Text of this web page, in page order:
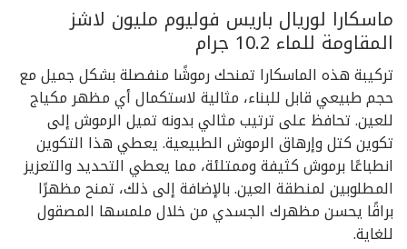
ماسكارا لوريال باريس فوليوم مليون لاشز
المقاومة للماء 10.2 جرام
تركيبة هذه الماسكارا تمنحك رموشًا منفصلة بشكل جميل مع
حجم طبيعي قابل للبناء، مثالية لاستكمال أي مظهر مكياج
للعين. تحافظ على ترتيب مثالي بدونه تميل الرموش إلى
تكوين كتل وإرهاق الرموش الطبيعية. يعطي هذا التكوين
انطباعًا برموش كثيفة وممتلئة، مما يعطي التحديد والتعزيز
المطلوبين لمنطقة العين. بالإضافة إلى ذلك، تمنح مظهرًا
براقًا يحسن مظهرك الجسدي من خلال ملمسها المصقول
للغاية.